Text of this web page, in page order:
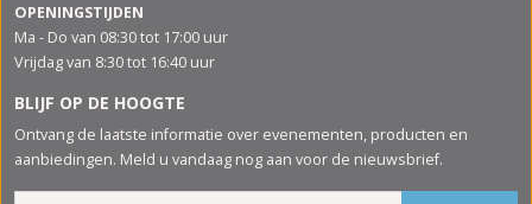
OPENINGSTIJDEN
Ma - Do van 08:30 tot 17:00 uur
Vrijdag van 8:30 tot 16:40 uur
BLIJF OP DE HOOGTE
Ontvang de laatste informatie over evenementen, producten en
aanbiedingen. Meld u vandaag nog aan voor de nieuwsbrief.